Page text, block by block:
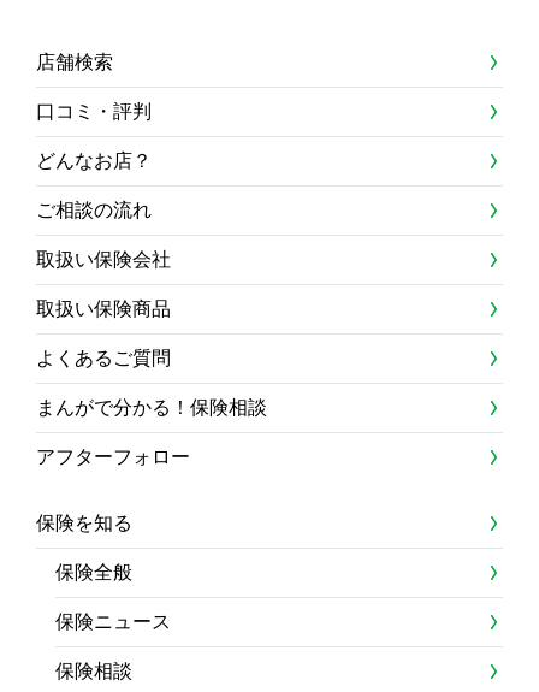
店舗検索
口コミ・評判
どんなお店？
ご相談の流れ
取扱い保険会社
取扱い保険商品
よくあるご質問
まんがで分かる！保険相談
アフターフォロー
保険を知る
保険全般
保険ニュース
保険相談